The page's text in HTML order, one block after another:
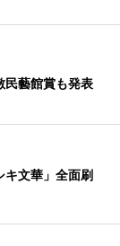
藝館賞も発表
キ文華」全面刷